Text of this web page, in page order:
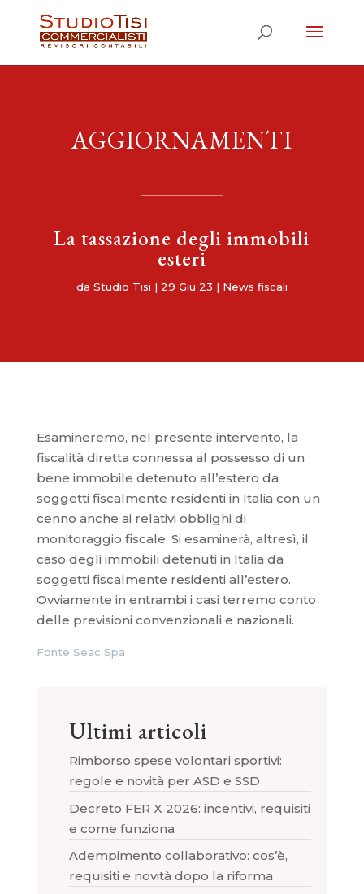
AGGIORNAMENTI
La tassazione degli immobili
esteri
da Studio Tisi | 29 Giu 23 | News fiscali
Esamineremo, nel presente intervento, la
fiscalità diretta connessa al possesso di un
bene immobile detenuto all’estero da
soggetti fiscalmente residenti in Italia con un
cenno anche ai relativi obblighi di
monitoraggio fiscale. Si esaminerà, altresì, il
caso degli immobili detenuti in Italia da
soggetti fiscalmente residenti all’estero.
Ovviamente in entrambi i casi terremo conto
delle previsioni convenzionali e nazionali.
Fonte Seac Spa
Ultimi articoli
Rimborso spese volontari sportivi:
regole e novità per ASD e SSD
Decreto FER X 2026: incentivi, requisiti
e come funziona
Adempimento collaborativo: cos’è,
requisiti e novità dopo la riforma